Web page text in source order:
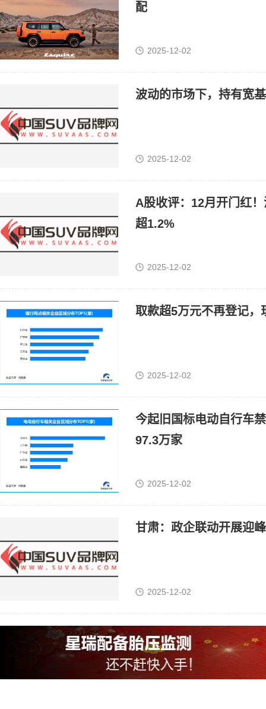
配
2025-12-02
波动的市场下，持有宽
2025-12-02
A股收评：12月开门红
超1.2%
2025-12-02
取款超5万元不再登记，
2025-12-02
今起旧国标电动自行车
97.3万家
2025-12-02
甘肃：政企联动开展迎
2025-12-02